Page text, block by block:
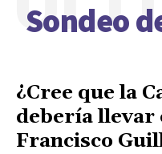
Sondeo
¿Cree que la
debería llevar
Francisco